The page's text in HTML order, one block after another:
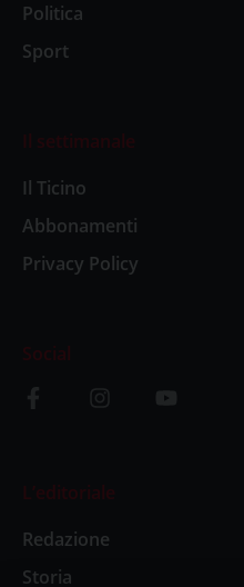
Politica
Sport
Il settimanale
Il Ticino
Abbonamenti
Privacy Policy
Social
L’editoriale
Redazione
Storia